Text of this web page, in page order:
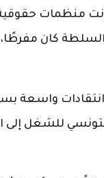
منظمات حقوقية
كان
واسعة
للشغل إلى